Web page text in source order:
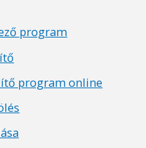
program
program online